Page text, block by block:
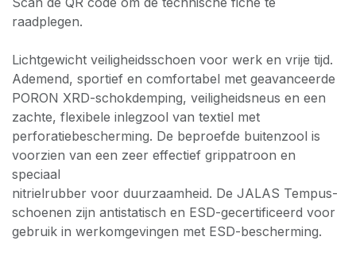
raadplegen.
Lichtgewicht veiligheidsschoen voor werk en vrije tijd.
Ademend, sportief en comfortabel met geavanceerde
PORON XRD-schokdemping, veiligheidsneus en een
zachte, flexibele inlegzool van textiel met
perforatiebescherming. De beproefde buitenzool is
voorzien van een zeer effectief grippatroon en
speciaal
nitrielrubber voor duurzaamheid. De JALAS Tempus-
schoenen zijn antistatisch en ESD-gecertificeerd voor
gebruik in werkomgevingen met ESD-bescherming.